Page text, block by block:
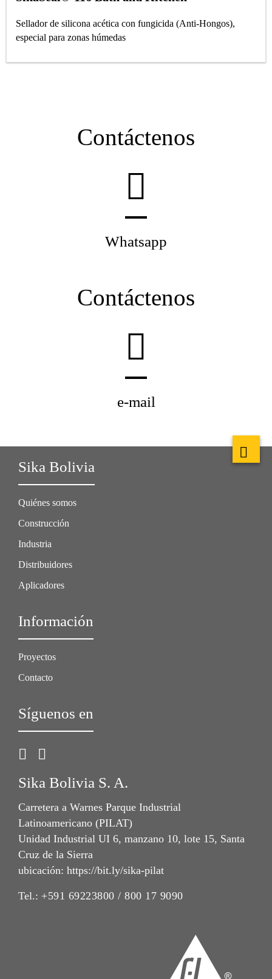
Sellador de silicona acética con fungicida (Anti-Hongos),
especial para zonas húmedas
Contáctenos
Whatsapp
Contáctenos
e-mail
Sika Bolivia
Quiénes somos
Construcción
Industria
Distribuidores
Aplicadores
Información
Proyectos
Contacto
Síguenos en
Sika Bolivia S. A.
Carretera a Warnes Parque Industrial
Latinoamericano (PILAT)
Unidad Industrial UI 6, manzano 10, lote 15, Santa
Cruz de la Sierra
ubicación: https://bit.ly/sika-pilat
Tel.: +591 69223800 / 800 17 9090